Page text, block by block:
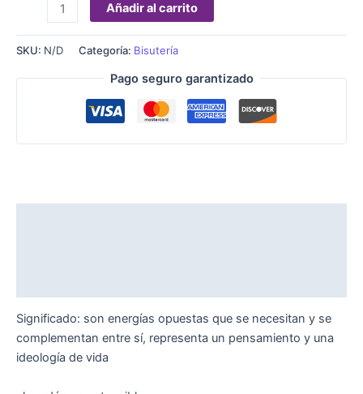
Añadir al carrito
SKU: N/D Categoría: Bisutería
Pago seguro garantizado
Significado: son energías opuestas que se necesitan y se
complementan entre sí, representa un pensamiento y una
ideología de vida